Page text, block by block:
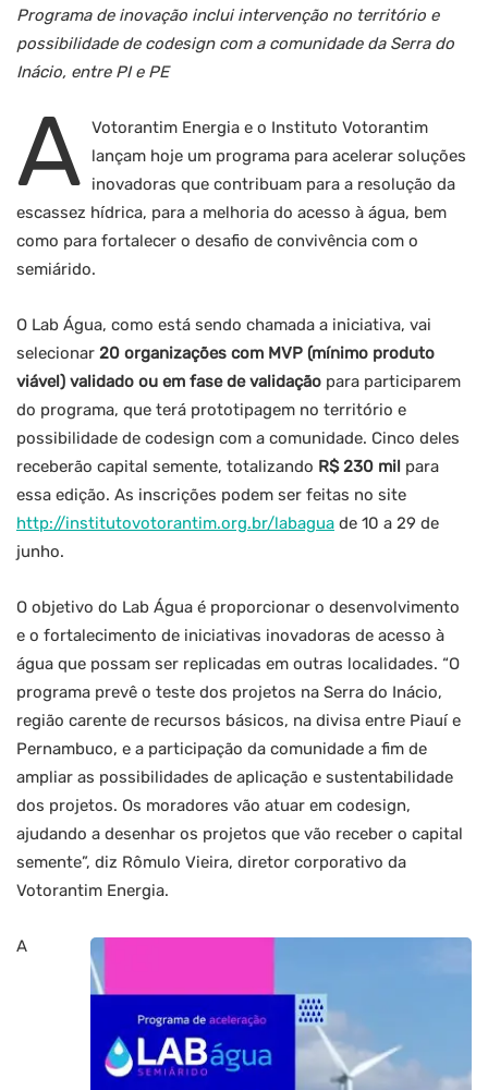
Programa de inovação inclui intervenção no território e
possibilidade de codesign com a comunidade da Serra do
Inácio, entre PI e PE
A Votorantim Energia e o Instituto Votorantim
lançam hoje um programa para acelerar soluções
inovadoras que contribuam para a resolução da
escassez hídrica, para a melhoria do acesso à água, bem
como para fortalecer o desafio de convivência com o
semiárido.
O Lab Água, como está sendo chamada a iniciativa, vai
selecionar 20 organizações com MVP (mínimo produto
viável) validado ou em fase de validação para participarem
do programa, que terá prototipagem no território e
possibilidade de codesign com a comunidade. Cinco deles
receberão capital semente, totalizando R$ 230 mil para
essa edição. As inscrições podem ser feitas no site
http://institutovotorantim.org.br/labagua de 10 a 29 de
junho.
O objetivo do Lab Água é proporcionar o desenvolvimento
e o fortalecimento de iniciativas inovadoras de acesso à
água que possam ser replicadas em outras localidades. “O
programa prevê o teste dos projetos na Serra do Inácio,
região carente de recursos básicos, na divisa entre Piauí e
Pernambuco, e a participação da comunidade a fim de
ampliar as possibilidades de aplicação e sustentabilidade
dos projetos. Os moradores vão atuar em codesign,
ajudando a desenhar os projetos que vão receber o capital
semente”, diz Rômulo Vieira, diretor corporativo da
Votorantim Energia.
A